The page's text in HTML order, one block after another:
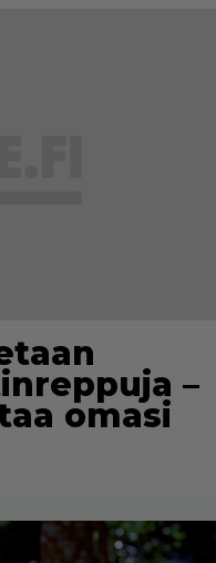
–
omasi